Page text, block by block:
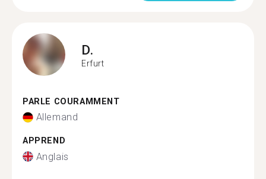
D.
Erfurt
PARLE COURAMMENT
Allemand
APPREND
Anglais